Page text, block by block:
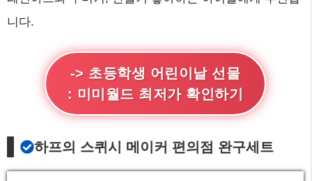
니다.
-> 초등학생 어린이날 선물
: 미미월드 최저가 확인하기
하프의 스퀴시 메이커 편의점 완구세트